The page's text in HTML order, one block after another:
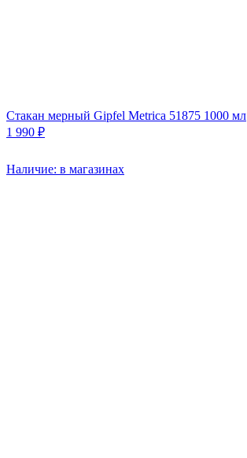
Стакан мерный Gipfel Metrica 51875 1000 мл
1 990 ₽
Наличие: в магазинах